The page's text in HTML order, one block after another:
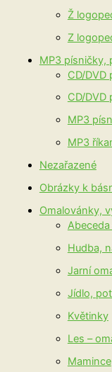
Ž
Z
MP3 písničky,
CD/DVD
CD/DVD
MP3
MP3
Nezařazené
Obrázky k
Omalovánky,
Hudba,
Jarní
Jídlo,
Květinky
Les –
Mamince